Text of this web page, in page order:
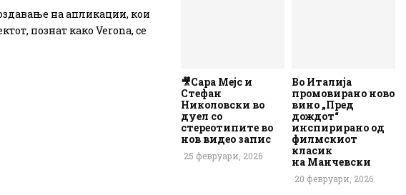
на апликации, кои
познат како Verona, се
🎥Сара Мејс и
Стефан
Николовски во
дуел со
стереотипите во
нов видео запис
25 февруари, 2026
Во Италија
промовирано ново
вино „Пред
дождот“
инспирирано од
филмскиот
класик
на Манчевски
20 февруари, 2026